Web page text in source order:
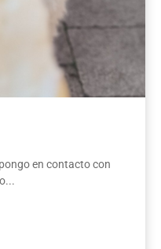
en contacto con